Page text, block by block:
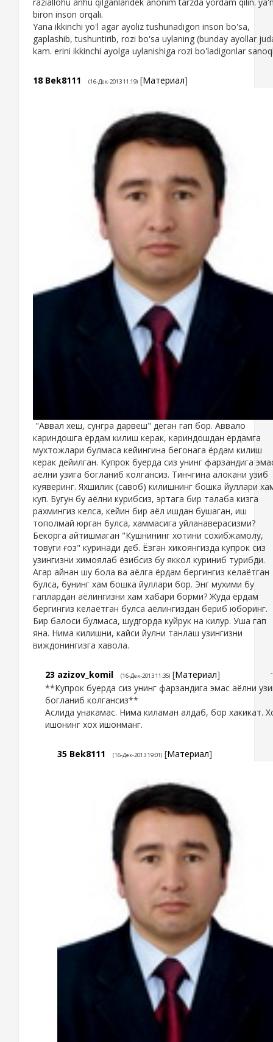
biron inson orqali.
Yana ikkinchi yo'l agar ayoliz tushunadigon inson bo'sa,
gaplashib, tushuntirib, rozi bo'sa uylaning (bunday ayollar
kam. erini ikkinchi ayolga uylanishiga rozi bo'ladigonlar
18 Bek8111 (16-Дек-2013 11:19) [Материал]
"Аввал хеш, сунгра дарвеш" деган гап бор. Аввало
кариндошга ёрдам килиш керак, кариндошдан ёрдамга
мухтожлари булмаса кейингина бегонага ёрдам килиш
керак дейилган. Купрок буерда сиз унинг фарзандига
аёлни узига богланиб колгансиз. Тинчгина алокани узиб
куяверинг. Яхшилик (савоб) килишнинг бошка йуллари
куп. Бугун бу аёлни курибсиз, эртага бир талаба кизга
рахмингиз келса, кейин бир аёл ишдан бушаган, иш
тополмай юрган булса, хаммасига уйланаверасизми?
Бекорга айтишмаган "Кушнининг хотини сохибжамолу,
товуги ғоз" куринади деб. Ёзган хикоянгизда купрок сиз
узингизни химоялаб ёзибсиз бу яккол куриниб турибди.
Агар айнан шу бола ва аёлга ёрдам бергингиз келаётган
булса, бунинг хам бошка йуллари бор. Энг мухими бу
гаплардан аёлингизни хам хабари борми? Жуда ёрдам
бергингиз келаётган булса аёлингиздан бериб юборинг.
Бир балоси булмаса, шудгорда куйрук на килур. Уша гап
яна. Нима килишни, кайси йулни танлаш узингизни
виждонингизга хавола.
23 azizov_komil (16-Дек-2013 11:35) [Материал]
**Купрок буерда сиз унинг фарзандига эмас аёлни
богланиб колгансиз**
Аслида унакамас. Нима киламан алдаб, бор хакикат.
ишонинг хох ишонманг.
35 Bek8111 (16-Дек-2013 19:01) [Материал]